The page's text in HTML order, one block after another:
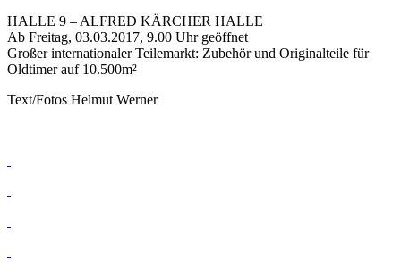
HALLE 9 – ALFRED KÄRCHER HALLE
Ab Freitag, 03.03.2017, 9.00 Uhr geöffnet
Großer internationaler Teilemarkt: Zubehör und Originalteile für
Oldtimer auf 10.500m²
Text/Fotos Helmut Werner